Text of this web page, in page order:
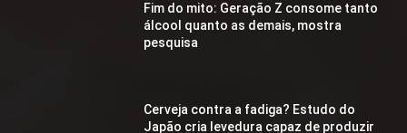
Fim do mito: Geração Z consome tanto
álcool quanto as demais, mostra
pesquisa
Cerveja contra a fadiga? Estudo do
Japão cria levedura capaz de produzir